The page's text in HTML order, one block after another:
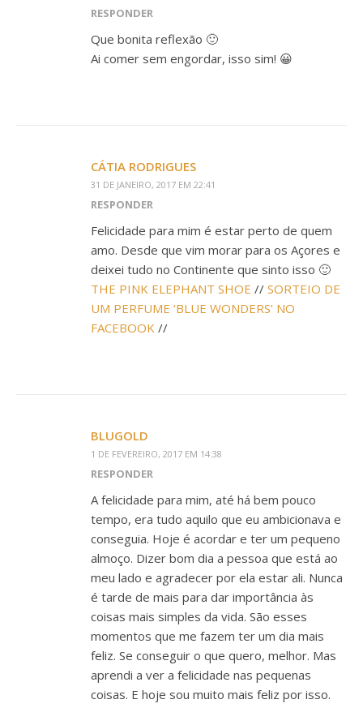
RESPONDER
Que bonita reflexão 🙂
Ai comer sem engordar, isso sim! 😀
CÁTIA RODRIGUES
31 DE JANEIRO, 2017 EM 22:41
RESPONDER
Felicidade para mim é estar perto de quem
amo. Desde que vim morar para os Açores e
deixei tudo no Continente que sinto isso 🙂
THE PINK ELEPHANT SHOE // SORTEIO DE
UM PERFUME ‘BLUE WONDERS’ NO
FACEBOOK //
BLUGOLD
1 DE FEVEREIRO, 2017 EM 14:38
RESPONDER
A felicidade para mim, até há bem pouco
tempo, era tudo aquilo que eu ambicionava e
conseguia. Hoje é acordar e ter um pequeno
almoço. Dizer bom dia a pessoa que está ao
meu lado e agradecer por ela estar ali. Nunca
é tarde de mais para dar importância às
coisas mais simples da vida. São esses
momentos que me fazem ter um dia mais
feliz. Se conseguir o que quero, melhor. Mas
aprendi a ver a felicidade nas pequenas
coisas. E hoje sou muito mais feliz por isso.